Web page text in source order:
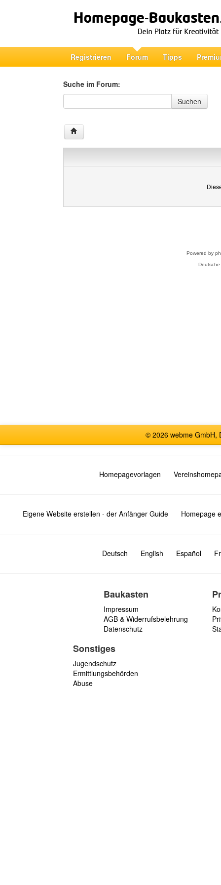
Registrieren Forum Tipps
Suche im Forum:
Suche im Forum
Suchen
Powered by
© 2026 webme GmbH,
Homepagevorlagen
Eigene Website erstellen - der Anfänger Guide Homepage
Deutsch English Español
Baukasten
Impressum
AGB & Widerrufsbelehrung
Datenschutz
Sonstiges
Jugendschutz
Ermittlungsbehörden
Abuse